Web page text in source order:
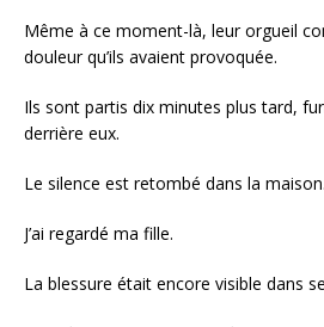
Même à ce moment-là, leur orgueil
douleur qu’ils avaient provoquée.
Ils sont partis dix minutes plus tard,
derrière eux.
Le silence est retombé dans la maison.
J’ai regardé ma fille.
La blessure était encore visible dans